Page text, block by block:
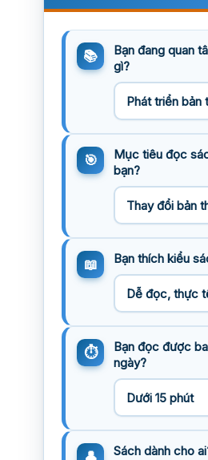
Bạn đang quan
gì?
Mục tiêu đọc
bạn?
Bạn thích kiểu
Bạn đọc được
ngày?
Sách dành cho